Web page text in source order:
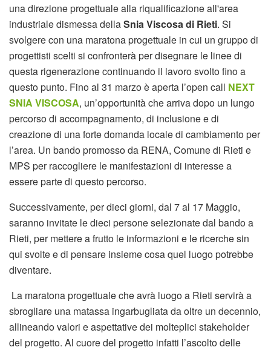
una direzione progettuale alla riqualificazione all'area
industriale dismessa dellaSnia Viscosa di Rieti. Si
svolgere con una maratona progettuale in cui un gruppo di
progettisti scelti si confronterà per disegnare le linee di
questa rigenerazione continuando il lavoro svolto fino a
questo punto. Fino al 31 marzo è aperta l’open call NEXT
SNIA VISCOSA, un’opportunità che arriva dopo un lungo
percorso di accompagnamento, di inclusione e di
creazione di una forte domanda locale di cambiamento per
l’area. Un bando promosso da RENA, Comune di Rieti e
MPS per raccogliere le manifestazioni di interesse a
essere parte di questo percorso.
Successivamente, per dieci giorni, dal 7 al 17 Maggio,
saranno invitate le dieci persone selezionate dal bando a
Rieti, per mettere a frutto le informazioni e le ricerche sin
qui svolte e di pensare insieme cosa quel luogo potrebbe
diventare.
La maratona progettuale che avrà luogo a Rieti servirà a
sbrogliare una matassa ingarbugliata da oltre un decennio,
allineando valori e aspettative dei molteplici stakeholder
del progetto. Al cuore del progetto infatti l’ascolto delle